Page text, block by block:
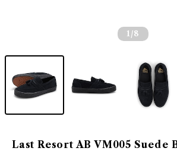
1 /8
Last Resort AB VM005 Suede